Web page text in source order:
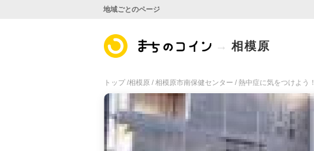
トップ /相模原 / 相模原市南保健センター / 熱中症に気をつけよう！
地域ごとのページ
相模原